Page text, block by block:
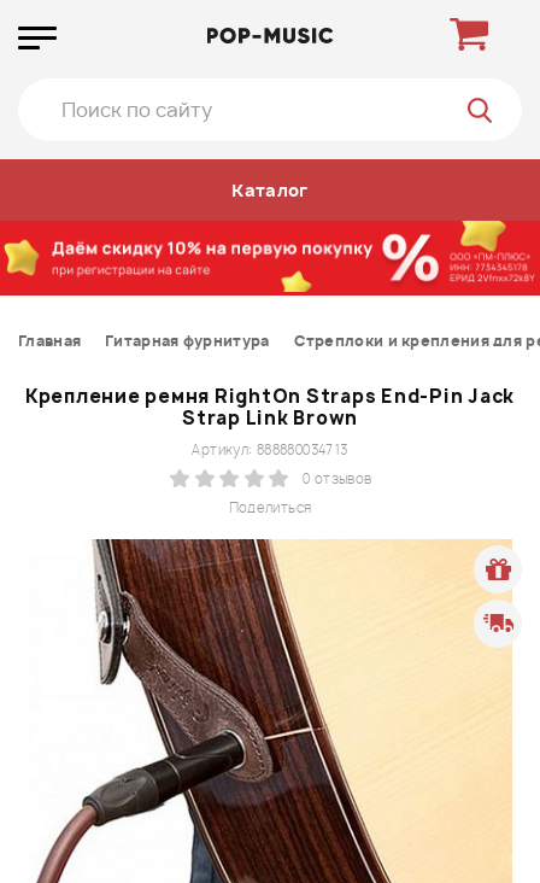
Каталог
Главная Гитарная фурнитура Стреплоки и крепления для
Крепление ремня RightOn Straps End-Pin Jack
Strap Link Brown
Поделиться
Артикул: 888880034713
0 отзывов